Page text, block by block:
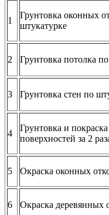
1
Грунтовка оконных
штукатурке
2 Грунтовка потолка
3 Грунтовка стен по
4
Грунтовка и
поверхностей за 2
5 Окраска оконных
6 Окраска деревянных